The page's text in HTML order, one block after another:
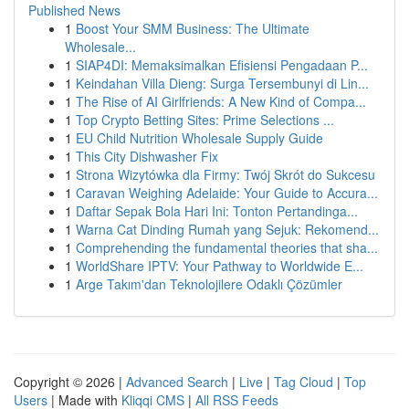
Published News
1 Boost Your SMM Business: The Ultimate
Wholesale...
1 SIAP4DI: Memaksimalkan Efisiensi Pengadaan P...
1 Keindahan Villa Dieng: Surga Tersembunyi di Lin...
1 The Rise of AI Girlfriends: A New Kind of Compa...
1 Top Crypto Betting Sites: Prime Selections ...
1 EU Child Nutrition Wholesale Supply Guide
1 This City Dishwasher Fix
1 Strona Wizytówka dla Firmy: Twój Skrót do Sukcesu
1 Caravan Weighing Adelaide: Your Guide to Accura...
1 Daftar Sepak Bola Hari Ini: Tonton Pertandinga...
1 Warna Cat Dinding Rumah yang Sejuk: Rekomend...
1 Comprehending the fundamental theories that sha...
1 WorldShare IPTV: Your Pathway to Worldwide E...
1 Arge Takım'dan Teknolojilere Odaklı Çözümler
Copyright © 2026 | Advanced Search | Live | Tag Cloud | Top
Users | Made with Kliqqi CMS | All RSS Feeds